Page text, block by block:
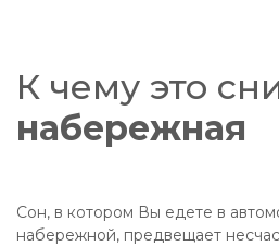
К чему это
набережная
Сон, в котором Вы едете в
набережной, предвещает